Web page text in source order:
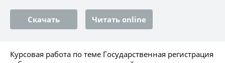
Скачать Читать online
Курсовая работа по теме Государственная регистрация